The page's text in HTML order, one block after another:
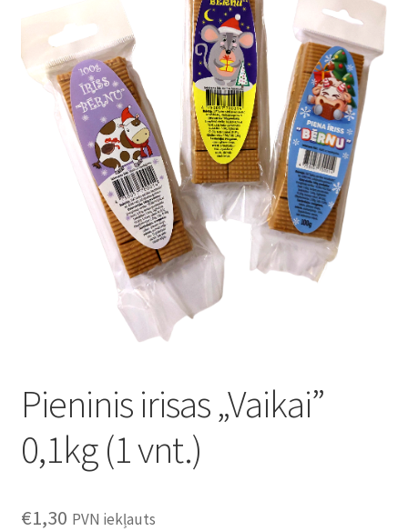
Pieninis irisas „Vaikai”
0,1kg (1 vnt.)
€1,30 PVN iekļauts